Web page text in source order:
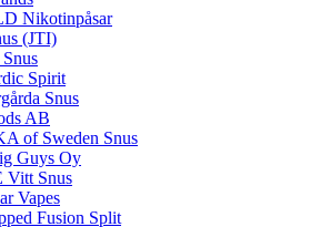
Nikotinpåsar
(JTI)
Spirit
Snus
AB
of Sweden Snus
Guys Oy
Vitt Snus
Vapes
Fusion Split